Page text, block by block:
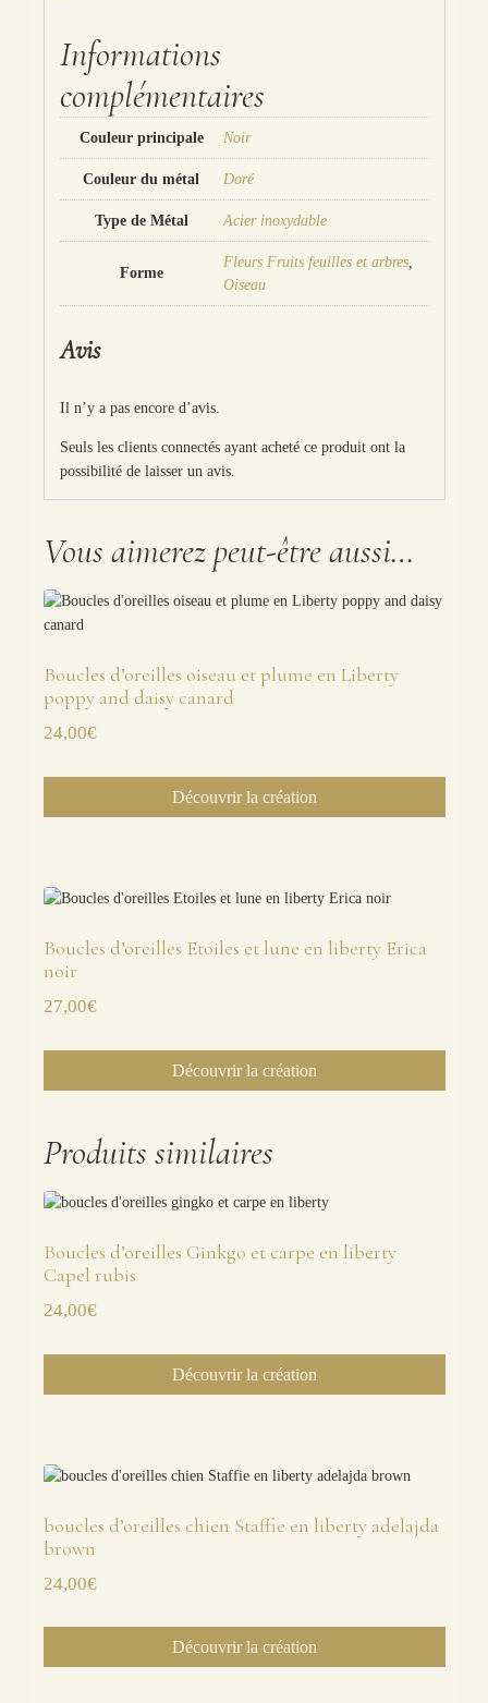
Informations
complémentaires
Couleur principale Noir
Couleur du métal Doré
Type de Métal Acier inoxydable
Forme
Fleurs Fruits feuilles et arbres,
Oiseau
Avis
Il n’y a pas encore d’avis.
Seuls les clients connectés ayant acheté ce produit ont la
possibilité de laisser un avis.
Vous aimerez peut-être aussi…
Boucles d’oreilles oiseau et plume en Liberty
poppy and daisy canard
24,00€
Découvrir la création
Boucles d’oreilles Etoiles et lune en liberty Erica
noir
27,00€
Découvrir la création
Produits similaires
Boucles d’oreilles Ginkgo et carpe en liberty
Capel rubis
24,00€
Découvrir la création
boucles d’oreilles chien Staffie en liberty adelajda
brown
24,00€
Découvrir la création